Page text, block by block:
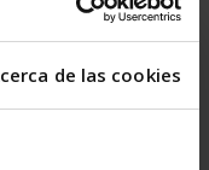
de las cookies